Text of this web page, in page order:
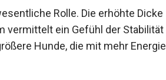
Rolle. Die erhöhte Dicke
vermittelt ein Gefühl der Stabilität
Hunde, die mit mehr Energie